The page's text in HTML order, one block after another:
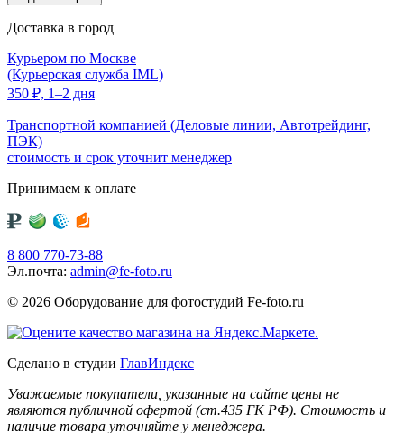
Доставка в город
Курьером по Москве
(Курьерская служба IML)
350 ₽, 1–2 дня
Транспортной компанией (Деловые линии, Автотрейдинг,
ПЭК)
стоимость и срок уточнит менеджер
Принимаем к оплате
8 800 770-73-88
Эл.почта: admin@fe-foto.ru
© 2026 Оборудование для фотостудий Fe-foto.ru
Сделано в студии ГлавИндекс
Уважаемые покупатели, указанные на сайте цены не
являются публичной офертой (ст.435 ГК РФ). Стоимость и
наличие товара уточняйте у менеджера.